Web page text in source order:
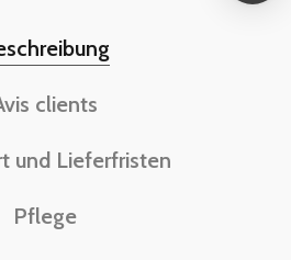
clients
und Lieferfristen
Pflege